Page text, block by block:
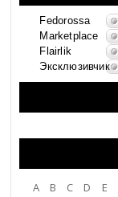
Fedorossa
Marketplace
Flairlik
Эксклюзивчик
A B C D E